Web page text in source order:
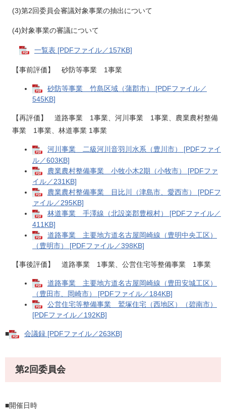
(3)第2回委員会審議対象事業の抽出について
(4)対象事業の審議について
一覧表 [PDFファイル／157KB]
【事前評価】 砂防等事業 1事業
砂防等事業 竹島区域（蒲郡市） [PDFファイル／
545KB]
【再評価】 道路事業 1事業、河川事業 1事業、農業農村整備
事業 1事業、林道事業 1事業
河川事業 二級河川音羽川水系（豊川市） [PDFファイ
ル／603KB]
農業農村整備事業 小牧小木2期（小牧市） [PDFファ
イル／231KB]
農業農村整備事業 目比川（津島市、愛西市） [PDFフ
ァイル／295KB]
林道事業 手澤線（北設楽郡豊根村） [PDFファイル／
411KB]
道路事業 主要地方道名古屋岡崎線（豊明中央工区）
（豊明市） [PDFファイル／398KB]
​【事後評価】 道路事業 1事業、公営住宅等整備事業 1事業
道路事業 主要地方道名古屋岡崎線（豊田安城工区）
（豊田市、岡崎市） [PDFファイル／184KB]
公営住宅等整備事業 鷲塚住宅（西地区）（碧南市）
[PDFファイル／192KB]
■ 会議録 [PDFファイル／263KB]
第2回委員会
■開催日時